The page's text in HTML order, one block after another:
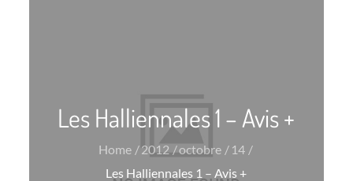
Les Halliennales 1 – Avis +
Home 2012 octobre
14
Les Halliennales 1 – Avis +